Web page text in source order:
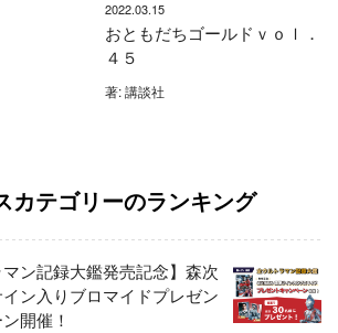
2022.03.15
おともだちゴールドｖｏｌ．
４５
著: 講談社
カテゴリーのランキング
マン記録大鑑発売記念】森次
ン入りブロマイドプレゼン
開催！